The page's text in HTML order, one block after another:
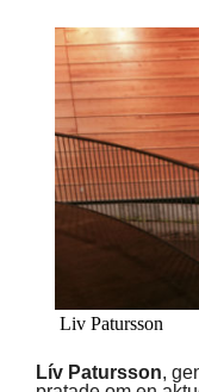
Liv Patursson
Lív Patursson,